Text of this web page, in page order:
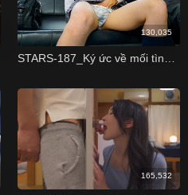
130,035
165,532